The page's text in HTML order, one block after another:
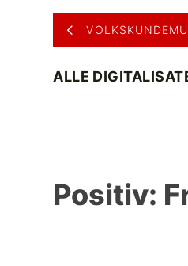
ALLE
Positiv: